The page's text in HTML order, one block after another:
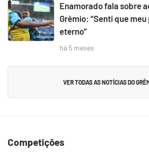
Enamorado fala sobre
Grêmio: “Senti que
eterno”
há 5 meses
VER TODAS AS NOTÍCIAS DO
Competições